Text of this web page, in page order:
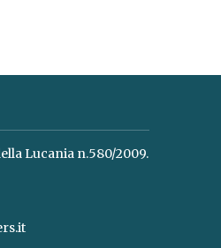
Lucania n.580/2009.